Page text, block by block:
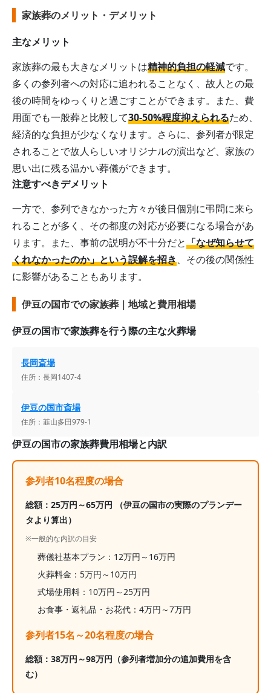
家族葬のメリット・デメリット
主なメリット
家族葬の最も大きなメリットは精神的負担の軽減です。
多くの参列者への対応に追われることなく、故人との最
後の時間をゆっくりと過ごすことができます。また、費
用面でも一般葬と比較して30-50%程度抑えられるため、
経済的な負担が少なくなります。さらに、参列者が限定
されることで故人らしいオリジナルの演出など、家族の
思い出に残る温かい葬儀ができます。
注意すべきデメリット
一方で、参列できなかった方々が後日個別に弔問に来ら
れることが多く、その都度の対応が必要になる場合があ
ります。また、事前の説明が不十分だと「なぜ知らせて
くれなかったのか」という誤解を招き、その後の関係性
に影響があることもあります。
伊豆の国市での家族葬｜地域と費用相場
伊豆の国市で家族葬を行う際の主な火葬場
長岡斎場
住所： 長岡1407-4
伊豆の国市斎場
住所： 韮山多田979-1
伊豆の国市の家族葬費用相場と内訳
参列者10名程度の場合
総額： 25万円～65万円 （伊豆の国市の実際のプランデー
タより算出）
※一般的な内訳の目安
葬儀社基本プラン： 12万円～ 16万円
火葬料金： 5万円～ 10万円
式場使用料：10万円～25万円
お食事・返礼品・お花代： 4万円～7万円
参列者15名～20名程度の場合
総額： 38万円～98万円 （参列者増加分の追加費用を含
む）